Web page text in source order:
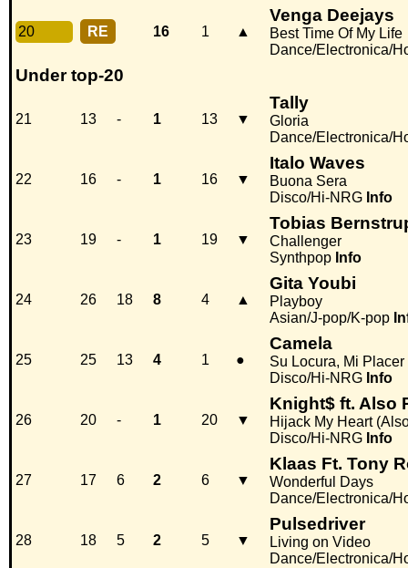
20 RE 16 1 ▲
Venga Deejays
Best Time Of My Life
Dance/Electronica/
Under top-20
21 13 - 1 13 ▼
Tally
Gloria
Dance/Electronica/
22 16 - 1 16 ▼
Italo Waves
Buona Sera
Disco/Hi-NRG Info
23 19 - 1 19 ▼
Tobias
Challenger
Synthpop Info
24 26 18 8 4 ▲
Gita Youbi
Playboy
Asian/J-pop/K-pop
25 25 13 4 1 ●
Camela
Su Locura, Mi Placer
Disco/Hi-NRG Info
26 20 - 1 20 ▼
Knight$ ft. Also
Hijack My Heart
Disco/Hi-NRG Info
27 17 6 2 6 ▼
Klaas Ft. Tony
Wonderful Days
Dance/Electronica/
28 18 5 2 5 ▼
Pulsedriver
Living on Video
Dance/Electronica/